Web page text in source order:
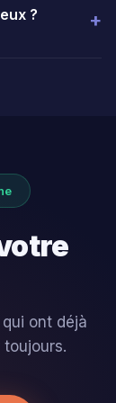
? +
ont déjà